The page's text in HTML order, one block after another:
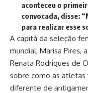
aconteceu o
convocada, disse:
para realizar esse
A capitã da seleção
mundial, Marisa Pires,
Renata Rodrigues de
sobre como as atletas
diferente de